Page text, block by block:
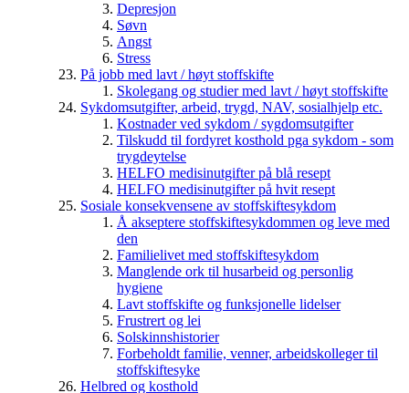
Depresjon
Søvn
Angst
Stress
På jobb med lavt / høyt stoffskifte
Skolegang og studier med lavt / høyt stoffskifte
Sykdomsutgifter, arbeid, trygd, NAV, sosialhjelp etc.
Kostnader ved sykdom / sygdomsutgifter
Tilskudd til fordyret kosthold pga sykdom - som
trygdeytelse
HELFO medisinutgifter på blå resept
HELFO medisinutgifter på hvit resept
Sosiale konsekvensene av stoffskiftesykdom
Å akseptere stoffskiftesykdommen og leve med
den
Familielivet med stoffskiftesykdom
Manglende ork til husarbeid og personlig
hygiene
Lavt stoffskifte og funksjonelle lidelser
Frustrert og lei
Solskinnshistorier
Forbeholdt familie, venner, arbeidskolleger til
stoffskiftesyke
Helbred og kosthold